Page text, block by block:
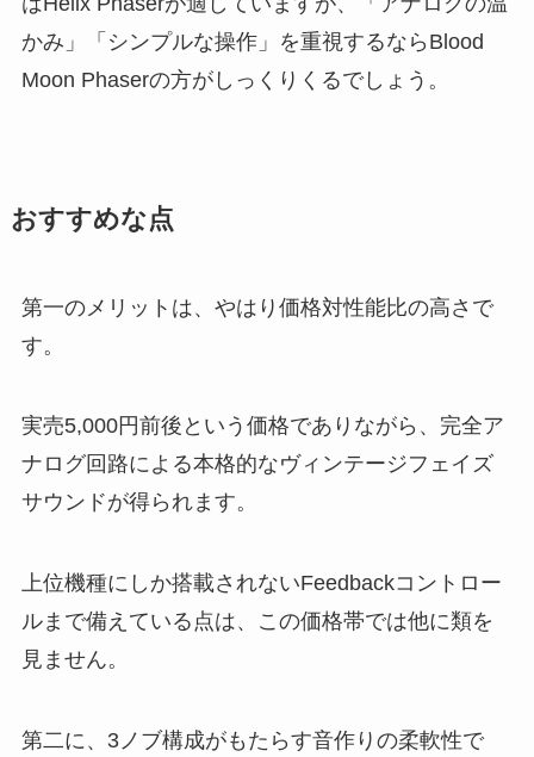
かみ」「シンプルな操作」を重視するならBlood
Moon Phaserの方がしっくりくるでしょう。
おすすめな点
第一のメリットは、やはり価格対性能比の高さで
す。
実売5,000円前後という価格でありながら、完全ア
ナログ回路による本格的なヴィンテージフェイズ
サウンドが得られます。
上位機種にしか搭載されないFeedbackコントロー
ルまで備えている点は、この価格帯では他に類を
見ません。
第二に、3ノブ構成がもたらす音作りの柔軟性で